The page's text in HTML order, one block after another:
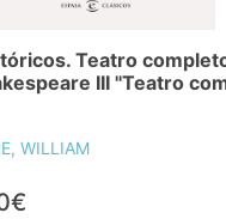
Teatro
III "Teatro
WILLIAM